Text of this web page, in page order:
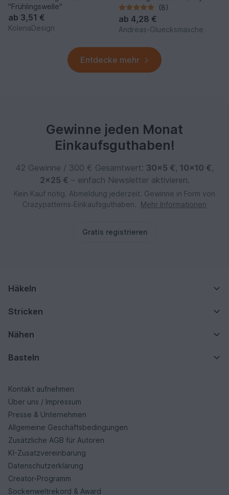
"Frühlingswelle"
ab 3,51 €
KolenaDesign
(8)
ab 4,28 €
Andreas-Gluecksmasche
Entdecke mehr
Gewinne jeden Monat
Einkaufsguthaben!
42 Gewinne / 300 € Gesamtwert: 30×5 €, 10×10 €,
2×25 € – einfach Newsletter aktivieren.
Kein Kauf nötig. Abmeldung jederzeit. Gewinne in Form von
Crazypatterns‑Einkaufsguthaben.
Mehr Informationen
Gratis registrieren
Häkeln
Stricken
Nähen
Basteln
Kontakt aufnehmen
Über uns / Impressum
Presse & Unternehmen
Allgemeine Geschäftsbedingungen
Zusätzliche AGB für Autoren
KI-Zusatzvereinbarung
Datenschutzerklärung
Creator-Programm
Sockenweltrekord & Award